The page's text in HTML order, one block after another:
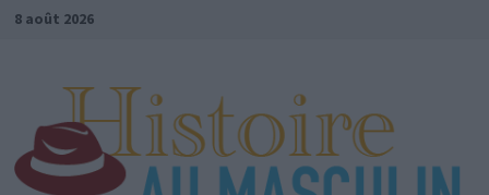
Passer
8 août 2026